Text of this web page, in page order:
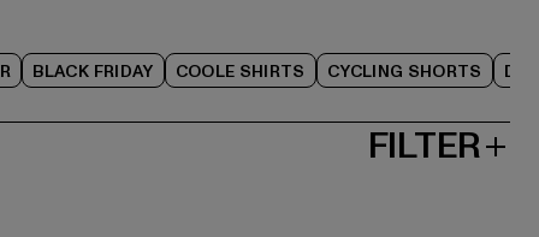
BLACK FRIDAY COOLE SHIRTS CYCLING SHORTS
FILTER